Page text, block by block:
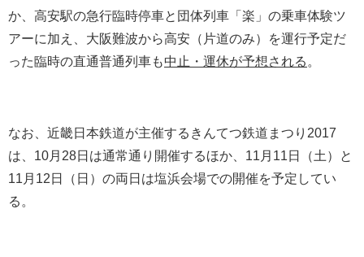
か、高安駅の急行臨時停車と団体列車「楽」の乗車体験ツ
アーに加え、大阪難波から高安（片道のみ）を運行予定だ
った臨時の直通普通列車も中止・運休が予想される
なお、近畿日本鉄道が主催するきんてつ鉄道まつり2017
は、10月28日は通常通り開催するほか、11月11日（土）と
11月12日（日）の両日は塩浜会場での開催を予定してい
る。